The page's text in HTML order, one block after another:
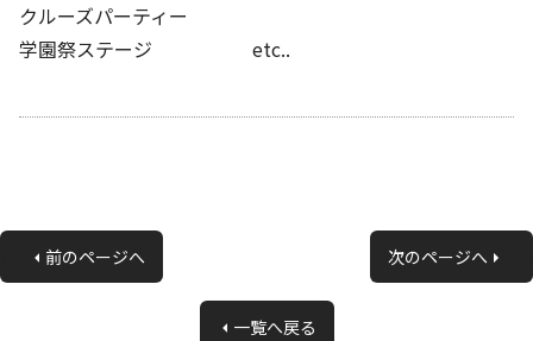
クルーズパーティー
学園祭ステージ etc..
前のページへ 次のページへ
一覧へ戻る